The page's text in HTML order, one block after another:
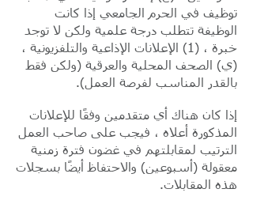
توظيف في الحرم الجامعي إذا كانت
الوظيفة تتطلب درجة علمية ولكن لا توجد
خبرة ، (1) الإعلانات الإذاعية والتلفزيونية ،
(ي) الصحف المحلية والعرقية (ولكن فقط
بالقدر المناسب لفرصة العمل).
إذا كان هناك أي متقدمين وفقًا للإعلانات
المذكورة أعلاه ، فيجب على صاحب العمل
الترتيب لمقابلتهم في غضون فترة زمنية
معقولة (أسبوعين) والاحتفاظ أيضًا بسجلات
هذه المقابلات.